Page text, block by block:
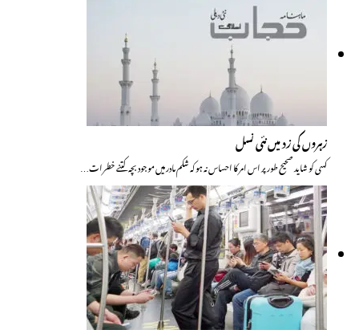
زہروں کی زد میں نئی نسل
کسی کو شاید صحیح طور پر اس امر کا احساس نہ ہو کہ شکم مادر میں موجود بچہ کتنے خطرات…